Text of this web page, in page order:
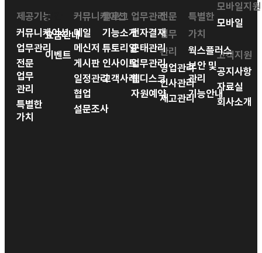
제공기능
커뮤니케이션
업무관리
전문
업무
관리
특별한
가치
공간
요금안내
이벤트
커뮤니케이션
메일
메신저
게시판
일정관리
협업
설문조사
블로그
기능소개
튜토리얼
인사이트
고객사례
업무관리
전자결재
근태관리
업무관리
웹디스크
자원예약
전문
업무
관리
영업관리
인사관리
재고관리
특별한
가치
웍스플러스
보안 및
관리
기능안내
모바일지원
모바일
고객지원
공지사항
자료실
회사소개